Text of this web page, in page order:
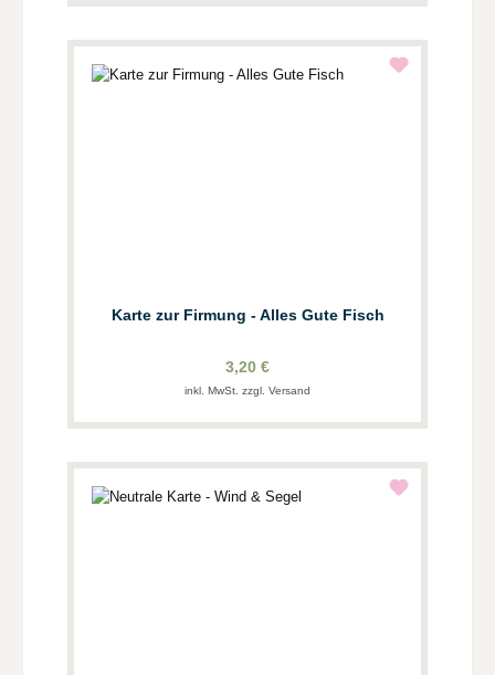
Karte zur Firmung - Alles Gute Fisch
3,20 €
inkl. MwSt. zzgl. Versand